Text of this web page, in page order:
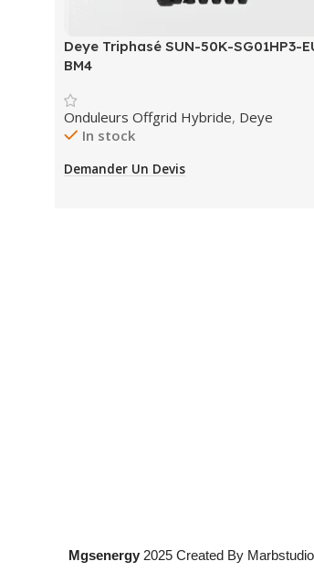
Deye Triphasé SUN-50K-SG01HP3-
BM4
Onduleurs Offgrid Hybride, Deye
In stock
Demander Un Devis
Mgsenergy 2025 Created By Marbstudio